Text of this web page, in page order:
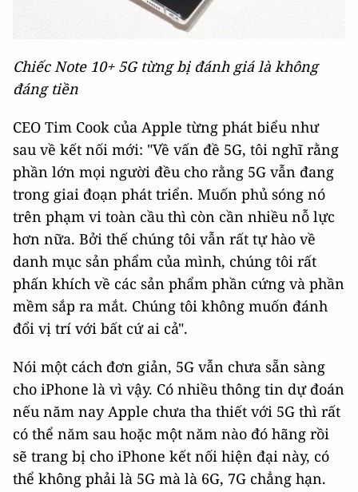
Chiếc Note 10+ 5G từng bị đánh giá là không
đáng tiền
CEO Tim Cook của Apple từng phát biểu như
sau về kết nối mới: "Về vấn đề 5G, tôi nghĩ rằng
phần lớn mọi người đều cho rằng 5G vẫn đang
trong giai đoạn phát triển. Muốn phủ sóng nó
trên phạm vi toàn cầu thì còn cần nhiều nỗ lực
hơn nữa. Bởi thế chúng tôi vẫn rất tự hào về
danh mục sản phẩm của mình, chúng tôi rất
phấn khích về các sản phẩm phần cứng và phần
mềm sắp ra mắt. Chúng tôi không muốn đánh
đổi vị trí với bất cứ ai cả".
Nói một cách đơn giản, 5G vẫn chưa sẵn sàng
cho iPhone là vì vậy. Có nhiều thông tin dự đoán
nếu năm nay Apple chưa tha thiết với 5G thì rất
có thể năm sau hoặc một năm nào đó hãng rồi
sẽ trang bị cho iPhone kết nối hiện đại này, có
thể không phải là 5G mà là 6G, 7G chẳng hạn.